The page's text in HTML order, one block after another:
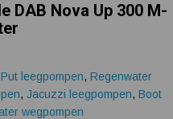
DAB Nova Up 300 M-
Put leegpompen, Regenwater
, Jacuzzi leegpompen, Boot
wegpompen